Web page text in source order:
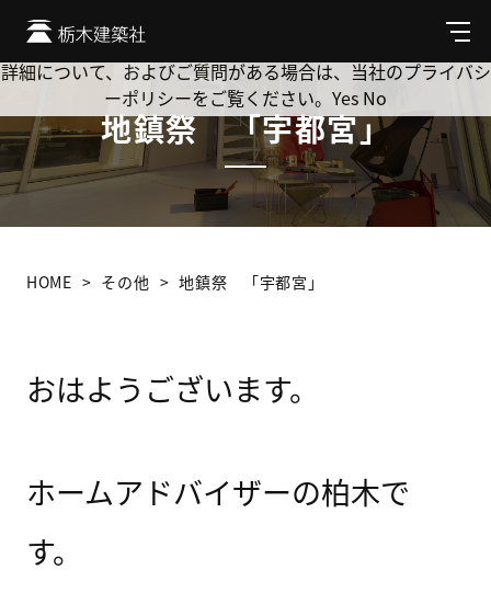
メ
ニ
ュ
地鎮祭 「宇都宮」
HOME その他 地鎮祭 「宇都宮」
おはようございます。
ホームアドバイザーの柏木で
す。
Cookie を使用して、お客様の活動を追跡してもよろしいです
か? 当社ではお客様のプライバシーを極めて重視しています。
詳細について、およびご質問がある場合は、当社のプライバシ
ーポリシーをご覧ください。 Yes No